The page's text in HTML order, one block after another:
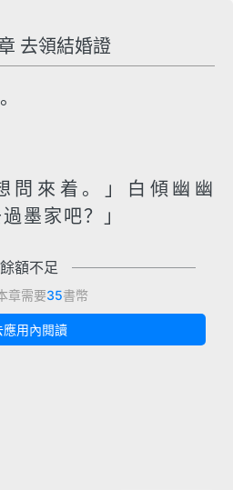
去領結婚證
問來着。」白傾幽幽
墨家吧？」
餘額不足
章需要35書幣
應用內閱讀